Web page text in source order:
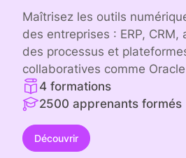
Maîtrisez les outils
des entreprises : ERP,
des processus et
collaboratives comme
4 formations
2500 apprenants formés
Découvrir